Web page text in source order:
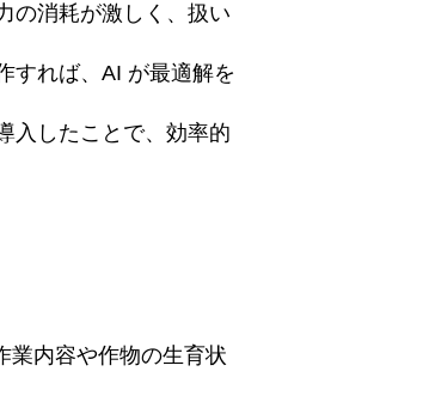
の消耗が激しく、扱い
すれば、AI が最適解を
入したことで、効率的
業内容や作物の生育状